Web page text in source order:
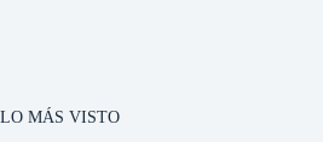
LO MÁS VISTO